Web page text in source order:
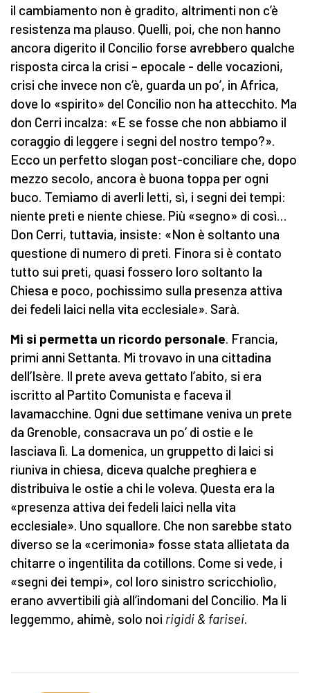
il cambiamento non è gradito, altrimenti non c’è
resistenza ma plauso. Quelli, poi, che non hanno
ancora digerito il Concilio forse avrebbero qualche
risposta circa la crisi – epocale - delle vocazioni,
crisi che invece non c’è, guarda un po’, in Africa,
dove lo «spirito» del Concilio non ha attecchito. Ma
don Cerri incalza: «E se fosse che non abbiamo il
coraggio di leggere i segni del nostro tempo?».
Ecco un perfetto slogan post-conciliare che, dopo
mezzo secolo, ancora è buona toppa per ogni
buco. Temiamo di averli letti, sì, i segni dei tempi:
niente preti e niente chiese. Più «segno» di così…
Don Cerri, tuttavia, insiste: «Non è soltanto una
questione di numero di preti. Finora si è contato
tutto sui preti, quasi fossero loro soltanto la
Chiesa e poco, pochissimo sulla presenza attiva
dei fedeli laici nella vita ecclesiale». Sarà.
Mi si permetta un ricordo personale. Francia,
primi anni Settanta. Mi trovavo in una cittadina
dell’Isère. Il prete aveva gettato l’abito, si era
iscritto al Partito Comunista e faceva il
lavamacchine. Ogni due settimane veniva un prete
da Grenoble, consacrava un po’ di ostie e le
lasciava lì. La domenica, un gruppetto di laici si
riuniva in chiesa, diceva qualche preghiera e
distribuiva le ostie a chi le voleva. Questa era la
«presenza attiva dei fedeli laici nella vita
ecclesiale». Uno squallore. Che non sarebbe stato
diverso se la «cerimonia» fosse stata allietata da
chitarre o ingentilita da cotillons. Come si vede, i
«segni dei tempi», col loro sinistro scricchiolìo,
erano avvertibili già all’indomani del Concilio. Ma li
leggemmo, ahimè, solo noi rigidi & farisei.